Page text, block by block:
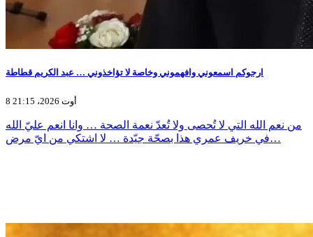
ارجوكم اسمعوني وافهموني وخاصة لا تؤاخذوني … عبد الكريم قطاطة
8 أوت 2026، 21:15
من نعم الله التي لا تُحصى ولا تُعدّ نعمة الصحة … وانا انعم عليّ الله
في خريف عمري هذا بصحّة جيّدة … لا اشتكي من ايّ مرض…